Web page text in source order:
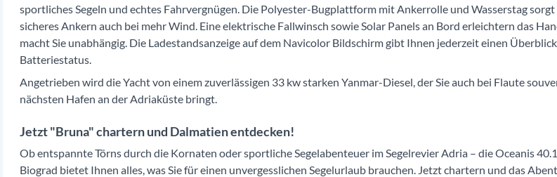
sportliches Segeln und echtes Fahrvergnügen. Die Polyester-Bugplattform mit Ankerrolle und Wasserstag
sicheres Ankern auch bei mehr Wind. Eine elektrische Fallwinsch sowie Solar Panels an Bord erleichtern das
macht Sie unabhängig. Die Ladestandsanzeige auf dem Navicolor Bildschirm gibt Ihnen jederzeit einen
Batteriestatus.
Angetrieben wird die Yacht von einem zuverlässigen 33 kw starken Yanmar-Diesel, der Sie auch bei Flaute
nächsten Hafen an der Adriaküste bringt.
Jetzt "Bruna" chartern und Dalmatien entdecken!
Ob entspannte Törns durch die Kornaten oder sportliche Segelabenteuer im Segelrevier Adria – die Oceanis
Biograd bietet Ihnen alles, was Sie für einen unvergesslichen Segelurlaub brauchen. Jetzt chartern und das